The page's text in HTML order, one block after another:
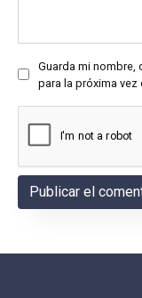
Guarda mi nombre,
para la próxima vez